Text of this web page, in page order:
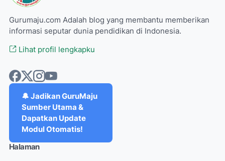
Gurumaju.com Adalah blog yang membantu memberikan
informasi seputar dunia pendidikan di Indonesia.
Lihat profil lengkapku
🔔 Jadikan GuruMaju
Sumber Utama &
Dapatkan Update
Modul Otomatis!
Halaman